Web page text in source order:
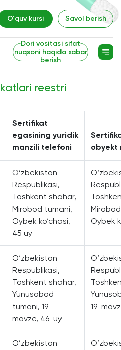
O`quv kursi Savol berish
Dori vositasi sifat
nuqsoni haqida xabar
berish
reestri
Sertifikat
egasining yuridik
manzili telefoni
obyekt
O‘zbekiston
Respublikasi,
Toshkent shahar,
Mirobod tumani,
Oybek ko‘chasi,
45 uy
Oybek
O‘zbekiston
Respublikasi,
Toshkent shahar,
Yunusobod
tumani, 19-
mavze, 46-uy
19-
O’zbekiston